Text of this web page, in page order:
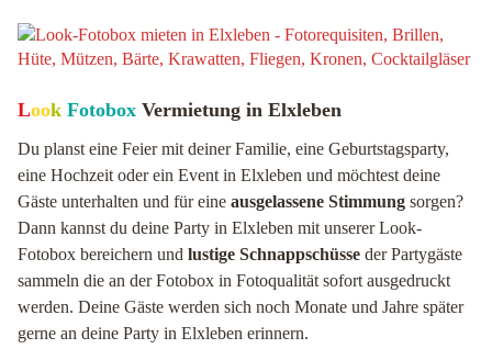
Look Fotobox Vermietung in Elxleben
Du planst eine Feier mit deiner Familie, eine Geburtstagsparty,
eine Hochzeit oder ein Event in Elxleben und möchtest deine
Gäste unterhalten und für eine ausgelassene Stimmung sorgen?
Dann kannst du deine Party in Elxleben mit unserer Look-
Fotobox bereichern und lustige Schnappschüsse der Partygäste
sammeln die an der Fotobox in Fotoqualität sofort ausgedruckt
werden. Deine Gäste werden sich noch Monate und Jahre später
gerne an deine Party in Elxleben erinnern.